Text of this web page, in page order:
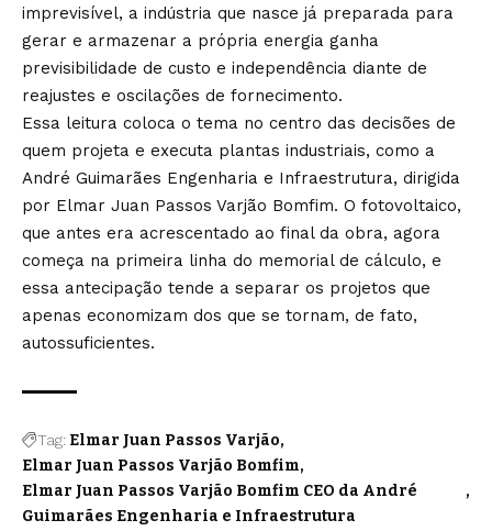
imprevisível, a indústria que nasce já preparada para
gerar e armazenar a própria energia ganha
previsibilidade de custo e independência diante de
reajustes e oscilações de fornecimento.
Essa leitura coloca o tema no centro das decisões de
quem projeta e executa plantas industriais, como a
André Guimarães Engenharia e Infraestrutura, dirigida
por Elmar Juan Passos Varjão Bomfim. O fotovoltaico,
que antes era acrescentado ao final da obra, agora
começa na primeira linha do memorial de cálculo, e
essa antecipação tende a separar os projetos que
apenas economizam dos que se tornam, de fato,
autossuficientes.
Tag: Elmar Juan Passos Varjão
Elmar Juan Passos Varjão Bomfim
Elmar Juan Passos Varjão Bomfim CEO da André
Guimarães Engenharia e Infraestrutura